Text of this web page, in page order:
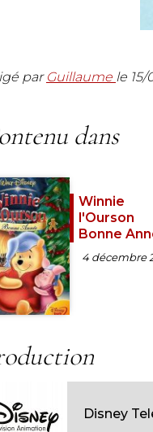
par Guillaume le
dans
Winnie
l'Ourson
Bonne
4 décembre
Disney